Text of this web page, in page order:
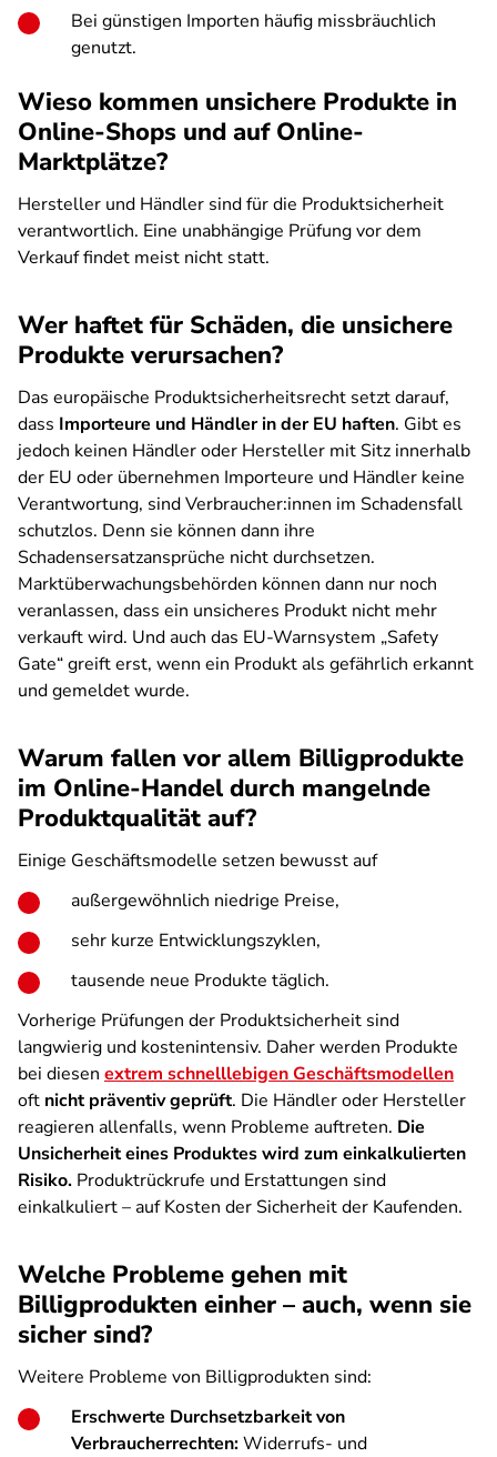
Bei günstigen Importen häufig missbräuchlich
genutzt.
Wieso kommen unsichere Produkte in
Online-Shops und auf Online-
Marktplätze?
Hersteller und Händler sind für die Produktsicherheit
verantwortlich. Eine unabhängige Prüfung vor dem
Verkauf findet meist nicht statt.
Wer haftet für Schäden, die unsichere
Produkte verursachen?
Das europäische Produktsicherheitsrecht setzt darauf,
dass Importeure und Händler in der EU haften. Gibt es
jedoch keinen Händler oder Hersteller mit Sitz innerhalb
der EU oder übernehmen Importeure und Händler keine
Verantwortung, sind Verbraucher:innen im Schadensfall
schutzlos. Denn sie können dann ihre
Schadensersatzansprüche nicht durchsetzen.
Marktüberwachungsbehörden können dann nur noch
veranlassen, dass ein unsicheres Produkt nicht mehr
verkauft wird. Und auch das EU-Warnsystem „Safety
Gate“ greift erst, wenn ein Produkt als gefährlich erkannt
und gemeldet wurde.
Warum fallen vor allem Billigprodukte
im Online-Handel durch mangelnde
Produktqualität auf?
Einige Geschäftsmodelle setzen bewusst auf
außergewöhnlich niedrige Preise,
sehr kurze Entwicklungszyklen,
tausende neue Produkte täglich.
Vorherige Prüfungen der Produktsicherheit sind
langwierig und kostenintensiv. Daher werden Produkte
bei diesen extrem schnelllebigen Geschäftsmodellen
oft nicht präventiv geprüft. Die Händler oder Hersteller
reagieren allenfalls, wenn Probleme auftreten. Die
Unsicherheit eines Produktes wird zum einkalkulierten
Risiko. Produktrückrufe und Erstattungen sind
einkalkuliert – auf Kosten der Sicherheit der Kaufenden.
Welche Probleme gehen mit
Billigprodukten einher – auch, wenn sie
sicher sind?
Weitere Probleme von Billigprodukten sind:
Erschwerte Durchsetzbarkeit von
Verbraucherrechten:Widerrufs- und